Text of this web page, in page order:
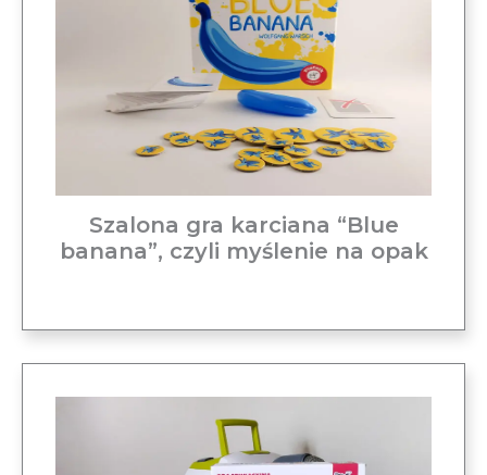
Szalona gra karciana “Blue
banana”, czyli myślenie na opak